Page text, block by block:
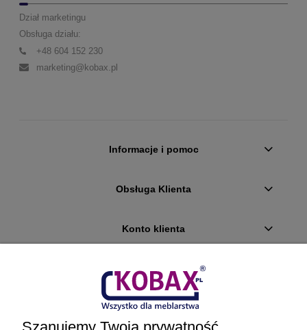
Dział marketingu
Obsługa działu:
+48 604 152 230
marketing@kobax.pl
Informacje i pomoc
Obsługa Klienta
Konto klienta
Płatności i dostawa
Ciekawostki